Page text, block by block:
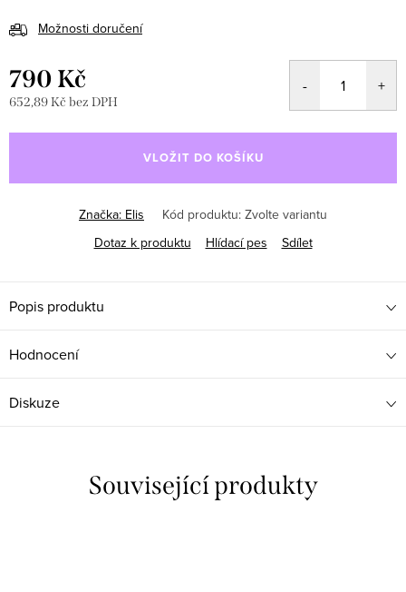
Možnosti doručení
790 Kč
652,89 Kč bez DPH
cena:
VLOŽIT DO KOŠÍKU
Značka: Elis Kód produktu: Zvolte variantu
Dotaz k produktu
Hlídací pes Sdílet
Popis produktu
Hodnocení
Diskuze
Související produkty